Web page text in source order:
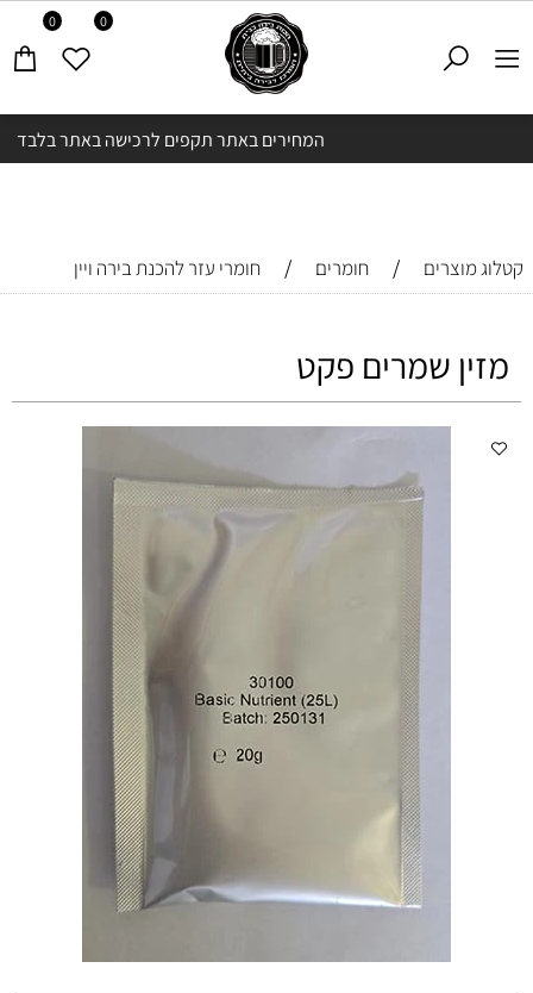
המחירים באתר תקפים לרכישה באתר בלבד
0 0
קטלוג מוצרים / חומרים / חומרי עזר להכנת בירה ויין
מזין שמרים פקט